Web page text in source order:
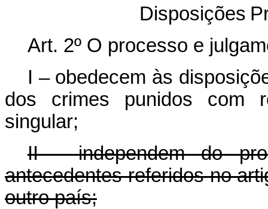
Disposições
Art. 2º O processo e
I – obedecem às
dos crimes punidos com
singular;
II - independem do
antecedentes referidos no
outro país;